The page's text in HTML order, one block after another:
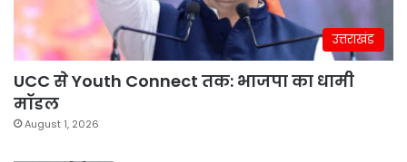
उत्तराखंड
UCC से Youth Connect तक: भाजपा का धामी
मॉडल
August 1, 2026